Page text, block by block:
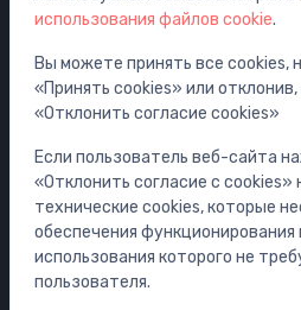
Сифоны
Водостоки для пола и ванной
Информация об аккаунте
Ваши заказы
использования файлов cookie.
Вы можете принять все cookies,
«Принять cookies» или
«Отклонить согласие cookies»
Если пользователь веб-сайта
«Отклонить согласие с cookies»
технические cookies, которые
обеспечения функционирования
использования которого не
пользователя.